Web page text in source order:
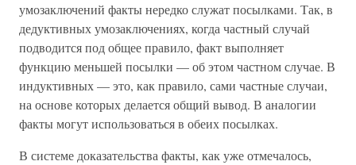
умозаключений факты нередко служат посылками. Так, в
дедуктивных умозаключениях, когда частный случай
подводится под общее правило, факт выполняет
функцию меньшей посылки — об этом частном случае. В
индуктивных — это, как правило, сами частные случаи,
на основе которых делается общий вывод. В аналогии
факты могут использоваться в обеих посылках.
В системе доказательства факты, как уже отмечалось,